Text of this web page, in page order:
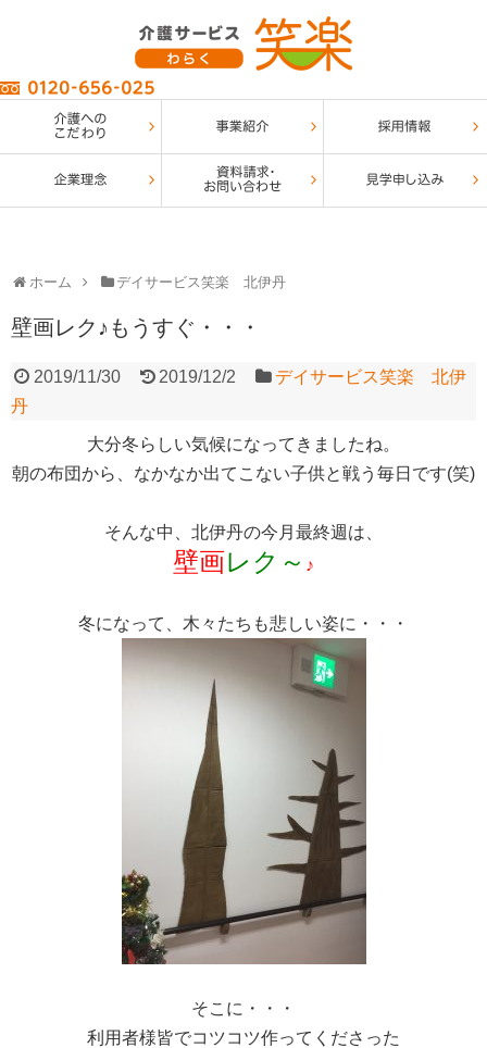
ホーム デイサービス笑楽 北伊丹
壁画レク♪もうすぐ・・・
2019/11/30 2019/12/2
デイサービス笑楽 北伊
丹
大分冬らしい気候になってきましたね。
朝の布団から、なかなか出てこない子供と戦う毎日です(笑)
そんな中、北伊丹の今月最終週は、
壁画レク～ ♪
冬になって、木々たちも悲しい姿に・・・
そこに・・・
利用者様皆でコツコツ作ってくださった